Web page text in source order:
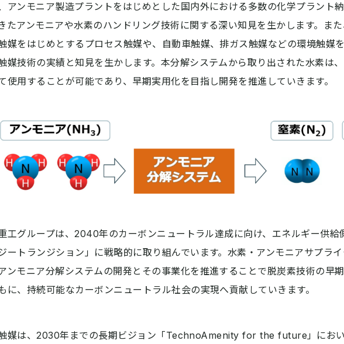
アンモニア製造プラントをはじめとした国内外における多数の化学プラント
たアンモニアや水素のハンドリング技術に関する深い知見を生かします。ま
媒をはじめとするプロセス触媒や、自動車触媒、排ガス触媒などの環境触媒
媒技術の実績と知見を生かします。本分解システムから取り出された水素は
使用することが可能であり、早期実用化を目指し開発を推進していきます。
工グループは、2040年のカーボンニュートラル達成に向け、エネルギー供給
ジートランジション」に戦略的に取り組んでいます。水素・アンモニアサプラ
ンモニア分解システムの開発とその事業化を推進することで脱炭素技術の早
に、持続可能なカーボンニュートラル社会の実現へ貢献していきます。
媒は、2030年までの長期ビジョン「TechnoAmenity for the future」にお